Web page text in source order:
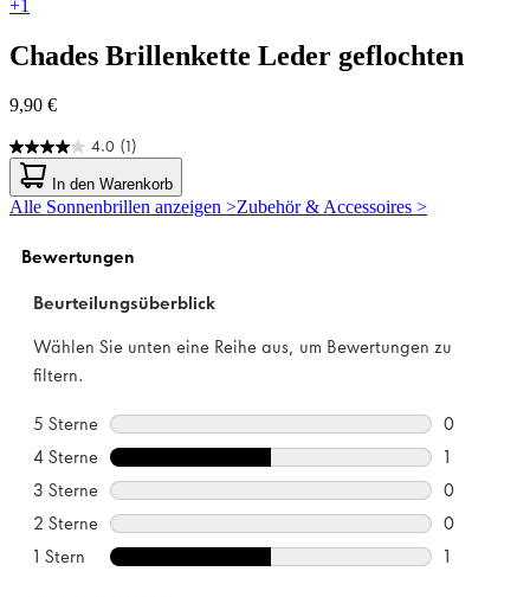
+1
Chades Brillenkette Leder geflochten
9,90 €
4.0 (1)
4.0
von
5
Sternen.
Bewertung
In den Warenkorb
Alle Sonnenbrillen anzeigen >Zubehör & Accessoires >